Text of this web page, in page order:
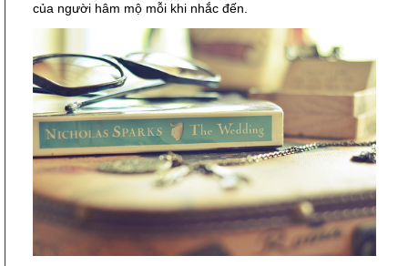
của người hâm mộ mỗi khi nhắc đến.